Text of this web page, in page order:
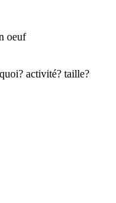
oeuf
activité? taille?